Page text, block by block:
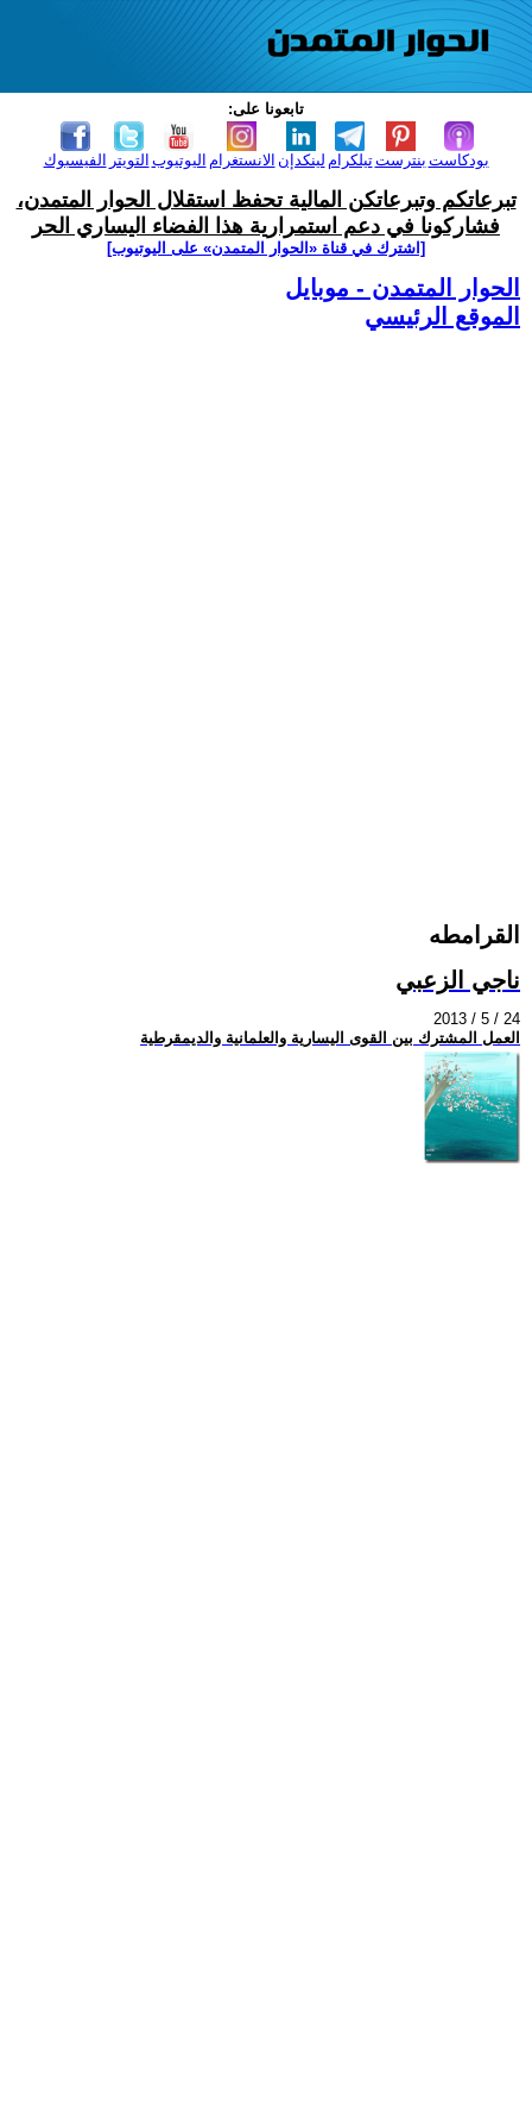
تابعونا على:
الفيسبوك التويتر اليوتيوب الانستغرام لينكدإن تيلكرامبنترست بودكاست
تبرعاتكم وتبرعاتكن المالية تحفظ استقلال الحوار المتمدن،
فشاركونا في دعم استمرارية هذا الفضاء اليساري الحر
[اشترك في قناة ‫«الحوار المتمدن» على اليوتيوب]
الحوار المتمدن - موبايل
الموقع الرئيسي
القرامطه
ناجي الزعبي
2013 / 5 / 24
العمل المشترك بين القوى اليسارية والعلمانية والديمقرطية